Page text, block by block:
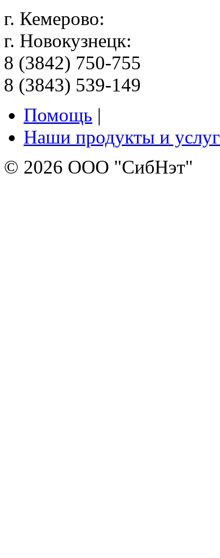
г. Кемерово:
г. Новокузнецк:
8 (3842) 750-755
8 (3843) 539-149
Помощь |
Наши продукты и
© 2026 ООО "СибНэт"